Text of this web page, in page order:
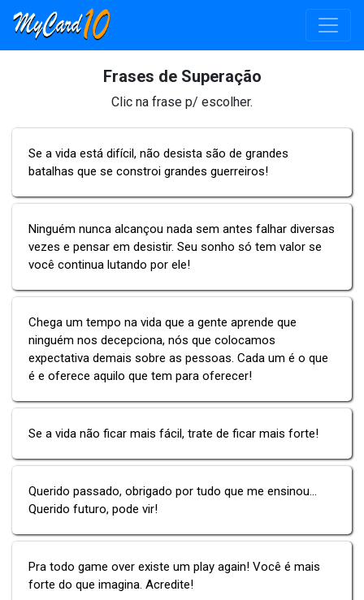
Frases de Superação
Clic na frase p/ escolher.
Se a vida está difícil, não desista são de grandes
batalhas que se constroi grandes guerreiros!
Ninguém nunca alcançou nada sem antes falhar diversas
vezes e pensar em desistir. Seu sonho só tem valor se
você continua lutando por ele!
Chega um tempo na vida que a gente aprende que
ninguém nos decepciona, nós que colocamos
expectativa demais sobre as pessoas. Cada um é o que
é e oferece aquilo que tem para oferecer!
Se a vida não ficar mais fácil, trate de ficar mais forte!
Querido passado, obrigado por tudo que me ensinou...
Querido futuro, pode vir!
Pra todo game over existe um play again! Você é mais
forte do que imagina. Acredite!